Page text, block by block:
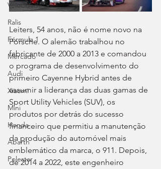
Velocidade
Ralis
Fórmula 1
Mercado
Audi
Xiaomi
Mini
Honda
Abarth
Polestar
Leiters, 54 anos, não é nome novo na
Porsche. O alemão trabalhou no
fabricante de 2000 a 2013 e comandou
o programa de desenvolvimento do
primeiro Cayenne Hybrid antes de
assumir a liderança das duas gamas de
Sport Utility Vehicles (SUV), os
produtos por detrás do sucesso
financeiro que permitiu a manutenção
da produção do automóvel mais
emblemático da marca, o 911. Depois,
de 2014 a 2022, este engenheiro